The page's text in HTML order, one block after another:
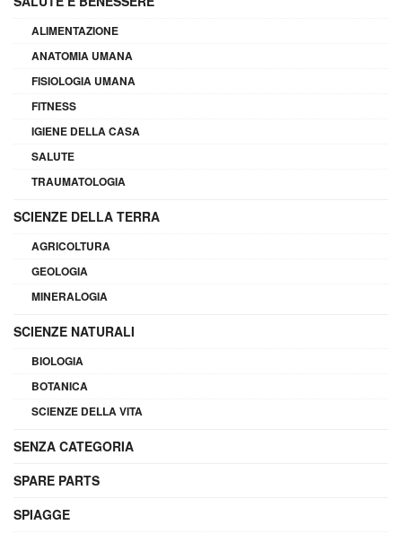
ALIMENTAZIONE
ANATOMIA UMANA
FISIOLOGIA UMANA
FITNESS
IGIENE DELLA CASA
SALUTE
TRAUMATOLOGIA
SCIENZE DELLA TERRA
AGRICOLTURA
GEOLOGIA
MINERALOGIA
SCIENZE NATURALI
BIOLOGIA
BOTANICA
SCIENZE DELLA VITA
SENZA CATEGORIA
SPARE PARTS
SPIAGGE